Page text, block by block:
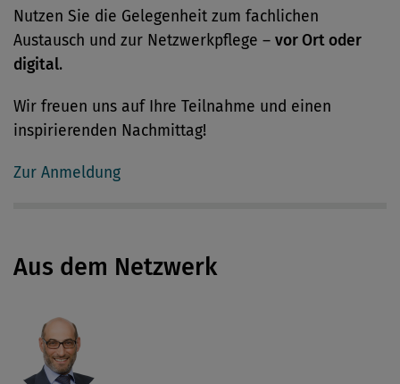
Nutzen Sie die Gelegenheit zum fachlichen
Austausch und zur Netzwerkpflege – vor Ort oder
digital.
Wir freuen uns auf Ihre Teilnahme und einen
inspirierenden Nachmittag!
Zur Anmeldung
Aus dem Netzwerk